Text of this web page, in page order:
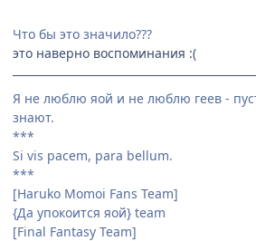
Что бы это значило???
это наверно воспоминания :(
Я не люблю яой и не люблю геев -
знают.
***
Si vis pacem, para bellum.
***
[Haruko Momoi Fans Team]
{Да упокоится яой} team
[Final Fantasy Team]